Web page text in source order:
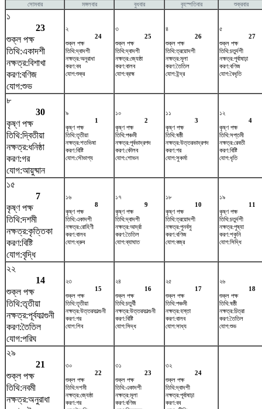
সোমবার মঙ্গলবার বুধবার বৃহস্পতিবার শুক্রবার
১
23
শুক্ল পক্ষ
তিথি:একাদশী
নক্ষত্র:বিশাখা
করণ:বণিজ
যোগ:শুভ
২
24
শুক্ল পক্ষ
তিথি:দ্বাদশী
নক্ষত্র:অনুরাধা
করণ:বব
যোগ:শুক্র
৩
25
শুক্ল পক্ষ
তিথি:দ্বাদশী
নক্ষত্র:জ্যেষ্ঠা
করণ:বালব
যোগ:ব্রহ্ম
৪
26
শুক্ল পক্ষ
তিথি:ত্রয়োদশী
নক্ষত্র:মূলা
করণ:তৈতিল
যোগ:ইন্দ্র
৫
27
শুক্ল পক্ষ
তিথি:চতুর্দশী
নক্ষত্র:পূর্বাষাঢ়া
করণ:বণিজ
যোগ:বৈধৃতি
৮
30
কৃষ্ণ পক্ষ
তিথি:দ্বিতীয়া
নক্ষত্র:ধনিষ্ঠা
করণ:গর
যোগ:আয়ুষ্মান
৯
1
কৃষ্ণ পক্ষ
তিথি:তৃতীয়া
নক্ষত্র:শতভিষ‌া
করণ:বিষ্টি
যোগ:সৌভাগ্য
১০
2
কৃষ্ণ পক্ষ
তিথি:পঞ্চমী
নক্ষত্র:পূর্বভাদ্রপদ
করণ:কৌলব
যোগ:শোভন
১১
3
কৃষ্ণ পক্ষ
তিথি:ষষ্ঠী
নক্ষত্র:উত্তরভাদ্রপদ
করণ:গর
যোগ:সুকর্মা
১২
4
কৃষ্ণ পক্ষ
তিথি:সপ্তমী
নক্ষত্র:রেবতী
করণ:বিষ্টি
যোগ:ধৃতি
১৫
7
কৃষ্ণ পক্ষ
তিথি:দশমী
নক্ষত্র:কৃত্তিকা
করণ:বিষ্টি
যোগ:বৃদ্ধি
১৬
8
কৃষ্ণ পক্ষ
তিথি:একাদশী
নক্ষত্র:রোহিণী
করণ:বালব
যোগ:ধ্রুব
১৭
9
কৃষ্ণ পক্ষ
তিথি:দ্বাদশী
নক্ষত্র:আর্দ্রা
করণ:তৈতিল
যোগ:ব্যাঘাত
১৮
10
কৃষ্ণ পক্ষ
তিথি:ত্রয়োদশী
নক্ষত্র:পুনর্বসু
করণ:বণিজ
যোগ:বজ্র
১৯
11
কৃষ্ণ পক্ষ
তিথি:চতুর্দশী
নক্ষত্র:পুষ্যা
করণ:শকুনি
যোগ:সিদ্ধি
২২
14
শুক্ল পক্ষ
তিথি:তৃতীয়া
নক্ষত্র:পূর্বফাল্গুনী
করণ:তৈতিল
যোগ:পরিঘ
২৩
15
শুক্ল পক্ষ
তিথি:তৃতীয়া
নক্ষত্র:উত্তরফাল্গুনী
করণ:গর
যোগ:শিব
২৪
16
শুক্ল পক্ষ
তিথি:চতুর্থী
নক্ষত্র:উত্তরফাল্গুনী
করণ:বিষ্টি
যোগ:সিদ্ধ
২৫
17
শুক্ল পক্ষ
তিথি:পঞ্চমী
নক্ষত্র:হস্তা
করণ:বালব
যোগ:সাধ্য
২৬
18
শুক্ল পক্ষ
তিথি:ষষ্ঠী
নক্ষত্র:চিত্রা
করণ:তৈতিল
যোগ:শুভ
২৯
21
শুক্ল পক্ষ
তিথি:নবমী
নক্ষত্র:অনুরাধা
৩০
22
শুক্ল পক্ষ
তিথি:দশমী
নক্ষত্র:জ্যেষ্ঠা
করণ:গর
৩১
23
শুক্ল পক্ষ
তিথি:একাদশী
নক্ষত্র:মূলা
করণ:বণিজ
৩২
24
শুক্ল পক্ষ
তিথি:দ্বাদশী
নক্ষত্র:পূর্বাষাঢ়া
করণ:বব